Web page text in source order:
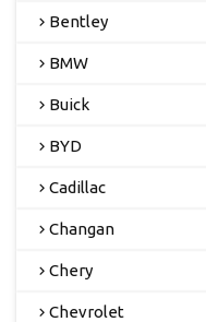
Bentley
BMW
Buick
BYD
Cadillac
Changan
Chery
Chevrolet